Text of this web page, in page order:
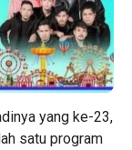
yang ke-23,
satu program